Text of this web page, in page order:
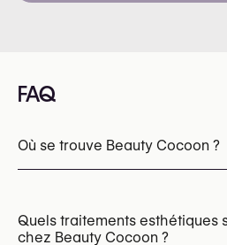
FAQ
Où se trouve Beauty Cocoon ?
Quels traitements esthétiques
chez Beauty Cocoon ?